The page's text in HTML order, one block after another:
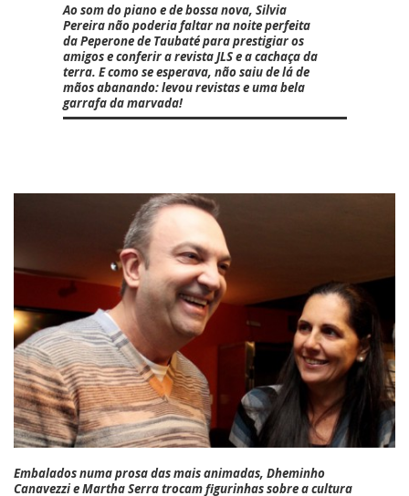
Ao som do piano e de bossa nova, Silvia
Pereiranão poderia faltar na noite perfeita
da Peperone de Taubaté para prestigiar os
amigos e conferir a revista JLS e a cachaça da
terra. E como se esperava, não saiu de lá de
mãos abanando: levou revistas e uma bela
garrafa da marvada!
Embalados numa prosa das mais animadas, Dheminho
CanavezzieMartha Serratrocam figurinhas sobre a cultura